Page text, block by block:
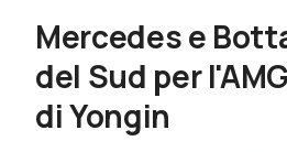
Mercedes e
del Sud per
di Yongin